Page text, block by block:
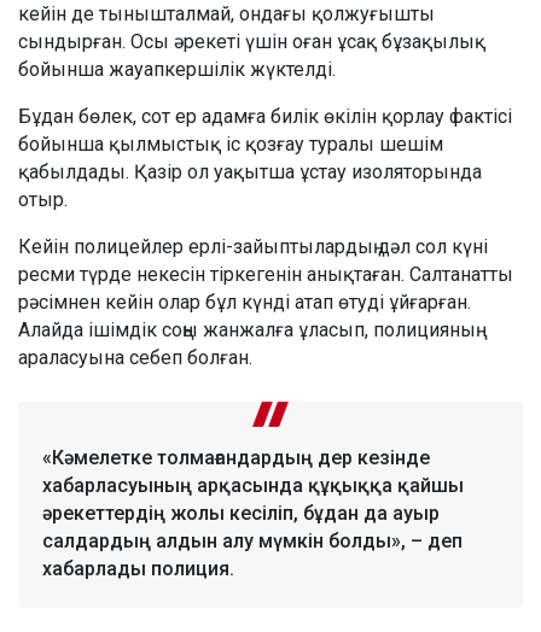
кейін де тынышталмай, ондағы қолжуғышты
сындырған. Осы әрекеті үшін оған ұсақ бұзақылық
бойынша жауапкершілік жүктелді.
Бұдан бөлек, сот ер адамға билік өкілін қорлау фактісі
бойынша қылмыстық іс қозғау туралы шешім
қабылдады. Қазір ол уақытша ұстау изоляторында
отыр.
Кейін полицейлер ерлі-зайыптылардың дәл сол күні
ресми түрде некесін тіркегенін анықтаған. Салтанатты
рәсімнен кейін олар бұл күнді атап өтуді ұйғарған.
Алайда ішімдік соңы жанжалға ұласып, полицияның
араласуына себеп болған.
«Кәмелетке толмағандардың дер кезінде
хабарласуының арқасында құқыққа қайшы
әрекеттердің жолы кесіліп, бұдан да ауыр
салдардың алдын алу мүмкін болды», – деп
хабарлады полиция.